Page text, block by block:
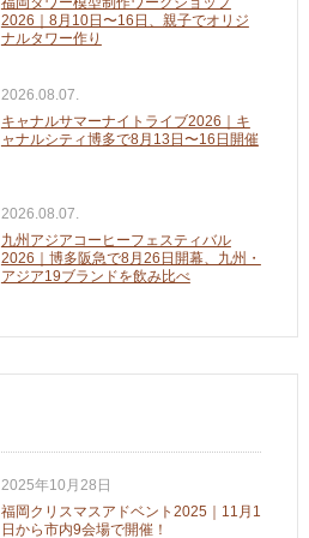
2026｜8月10日〜16日、親子でオリジ
ナルタワー作り
2026.08.07.
キャナルサマーナイトライブ2026｜キ
ャナルシティ博多で8月13日〜16日開催
2026.08.07.
九州アジアコーヒーフェスティバル
2026｜博多阪急で8月26日開幕、九州・
アジア19ブランドを飲み比べ
2025年10月28日
福岡クリスマスアドベント2025｜11月1
日から市内9会場で開催！